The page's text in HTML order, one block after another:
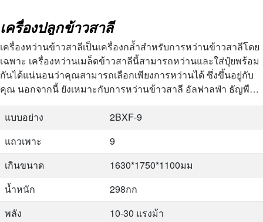
เครื่องปลูกข้าวสาลี
เครื่องหว่านข้าวสาลีเป็นเครื่องกล้ำสำหรับการหว่านข้าวสาลีโดย
เฉพาะ เครื่องหว่านเมล็ดข้าวสาลีนี้สามารถหว่านและใส่ปุ๋ยพร้อม
กันได้แน่นอนว่าคุณสามารถเลือกเพียงการหว่านได้ ซึ่งขึ้นอยู่กับ
คุณ นอกจากนี้ ยังเหมาะกับการหว่านข้าวสาลี อัลฟาลฟ่า ธัญพืช
แบบอย่าง
2BXF-9
แถวเพาะ
9
เกินขนาด
1630*1750*1100มม
น้ำหนัก
298กก
พลัง
10-30 แรงม้า